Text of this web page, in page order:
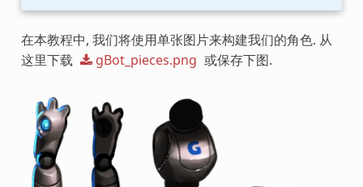
在本教程中, 我们将使用单张图片来构建我们的角色. 从
这里下载
gBot_pieces.png 或保存下图.